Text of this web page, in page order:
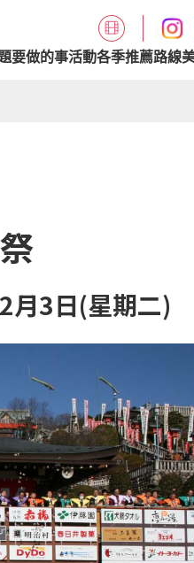
要做的事活動各季推薦路線
月3日(星期二)